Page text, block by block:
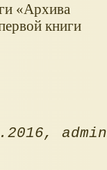
«Архива
книги
admin